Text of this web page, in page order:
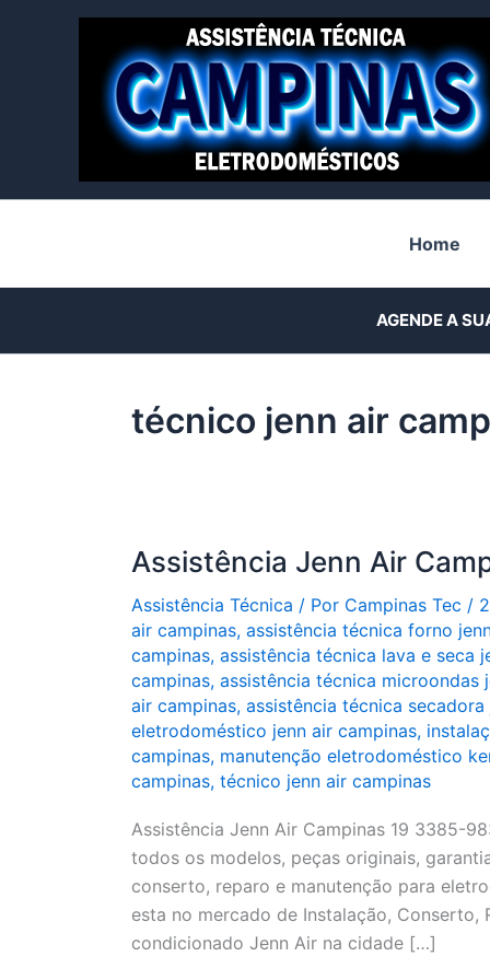
Home
AGENDE A
técnico jenn air
Assistência Jenn Air
Assistência Técnica / Por Campinas Tec /
air campinas, assistência técnica forno
campinas, assistência técnica lava e seca
campinas, assistência técnica microondas
air campinas, assistência técnica
eletrodoméstico jenn air campinas,
campinas, manutenção eletrodoméstico
campinas, técnico jenn air campinas
Assistência Jenn Air Campinas 19 3385-
todos os modelos, peças originais,
conserto, reparo e manutenção para
esta no mercado de Instalação,
condicionado Jenn Air na cidade […]